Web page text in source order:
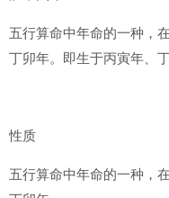
五行算命中年命的一种，
丁卯年。即生于丙寅年、
性质
五行算命中年命的一种，